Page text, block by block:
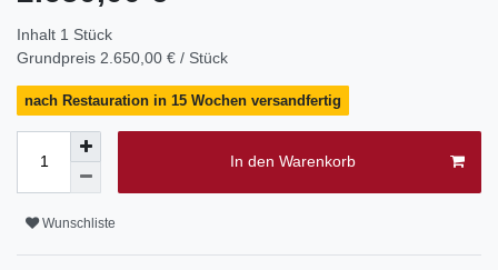
Inhalt 1 Stück
Grundpreis 2.650,00 € / Stück
nach Restauration in 15 Wochen versandfertig
In den Warenkorb
Wunschliste